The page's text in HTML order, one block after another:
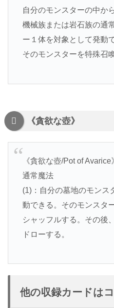
自分のモンスターの中から
機械族または岩石族の通
ー１体を対象として発動
そのモンスターを特殊召
《貪欲な壺》
《貪欲な壺/Pot of Avarice
通常魔法
(1)：自分の墓地のモンス
動できる。そのモンスタ
シャッフルする。その後
ドローする。
他の収録カードは